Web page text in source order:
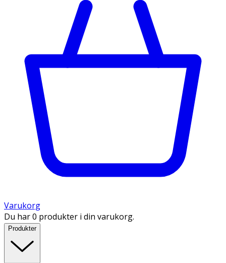
Varukorg
Du har 0 produkter i din varukorg.
Produkter